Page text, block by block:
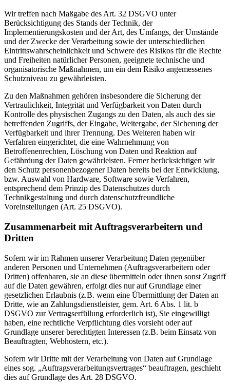
Wir treffen nach Maßgabe des Art. 32 DSGVO unter
Berücksichtigung des Stands der Technik, der
Implementierungskosten und der Art, des Umfangs, der Umstände
und der Zwecke der Verarbeitung sowie der unterschiedlichen
Eintrittswahrscheinlichkeit und Schwere des Risikos für die Rechte
und Freiheiten natürlicher Personen, geeignete technische und
organisatorische Maßnahmen, um ein dem Risiko angemessenes
Schutzniveau zu gewährleisten.
Zu den Maßnahmen gehören insbesondere die Sicherung der
Vertraulichkeit, Integrität und Verfügbarkeit von Daten durch
Kontrolle des physischen Zugangs zu den Daten, als auch des sie
betreffenden Zugriffs, der Eingabe, Weitergabe, der Sicherung der
Verfügbarkeit und ihrer Trennung. Des Weiteren haben wir
Verfahren eingerichtet, die eine Wahrnehmung von
Betroffenenrechten, Löschung von Daten und Reaktion auf
Gefährdung der Daten gewährleisten. Ferner berücksichtigen wir
den Schutz personenbezogener Daten bereits bei der Entwicklung,
bzw. Auswahl von Hardware, Software sowie Verfahren,
entsprechend dem Prinzip des Datenschutzes durch
Technikgestaltung und durch datenschutzfreundliche
Voreinstellungen (Art. 25 DSGVO).
Zusammenarbeit mit Auftragsverarbeitern und
Dritten
Sofern wir im Rahmen unserer Verarbeitung Daten gegenüber
anderen Personen und Unternehmen (Auftragsverarbeitern oder
Dritten) offenbaren, sie an diese übermitteln oder ihnen sonst Zugriff
auf die Daten gewähren, erfolgt dies nur auf Grundlage einer
gesetzlichen Erlaubnis (z.B. wenn eine Übermittlung der Daten an
Dritte, wie an Zahlungsdienstleister, gem. Art. 6 Abs. 1 lit. b
DSGVO zur Vertragserfüllung erforderlich ist), Sie eingewilligt
haben, eine rechtliche Verpflichtung dies vorsieht oder auf
Grundlage unserer berechtigten Interessen (z.B. beim Einsatz von
Beauftragten, Webhostern, etc.).
Sofern wir Dritte mit der Verarbeitung von Daten auf Grundlage
eines sog. „Auftragsverarbeitungsvertrages“ beauftragen, geschieht
dies auf Grundlage des Art. 28 DSGVO.